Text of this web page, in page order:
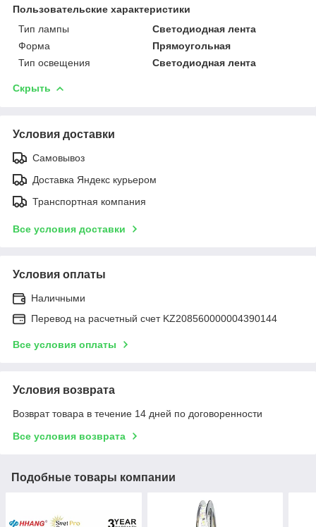
Пользовательские характеристики
Тип лампы
Светодиодная лента
Форма
Прямоугольная
Тип освещения
Светодиодная лента
Скрыть
Условия доставки
Самовывоз
Доставка Яндекс курьером
Транспортная компания
Все условия доставки
Условия оплаты
Наличными
Перевод на расчетный счет KZ208560000004390144
Все условия оплаты
Условия возврата
Возврат товара в течение 14 дней по договоренности
Все условия возврата
Подобные товары компании